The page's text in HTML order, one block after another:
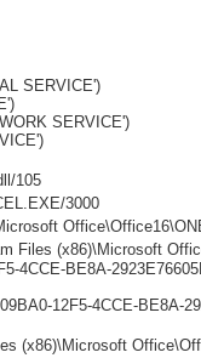
SERVICE')
SERVICE')
105
3000
Files (x86)\Microsoft
4CCE-BE8A-
12F5-4CCE-BE8A-
(x86)\Microsoft